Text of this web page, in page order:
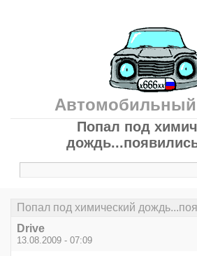
Попал под
Попал под химический
Drive
13.08.2009 - 07:09